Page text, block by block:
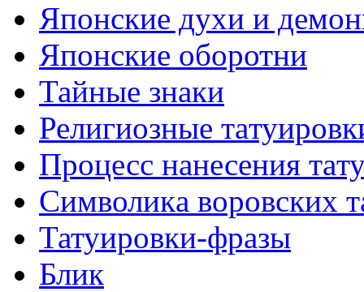
Японские духи и
Японские оборотни
Тайные знаки
Религиозные
Процесс нанесения
Символикa воровских
Татуировки-фразы
Блик